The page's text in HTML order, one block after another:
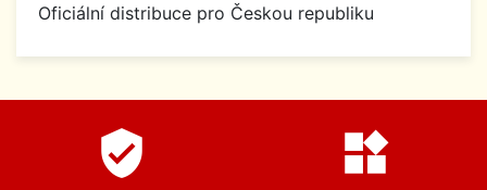
Oficiální distribuce pro Českou republiku
verified_user widgets